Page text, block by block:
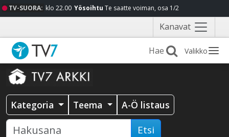
TV-SUORA: klo 22.00 Yösoihtu Te saatte voiman, osa 1/2
Kanavat Näytä
valikko
Valikko
Kategoria Teema A-Ö listaus
Etsi